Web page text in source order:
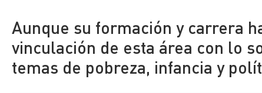
Aunque su formación y carrera
vinculación de esta área con lo
temas de pobreza, infancia y